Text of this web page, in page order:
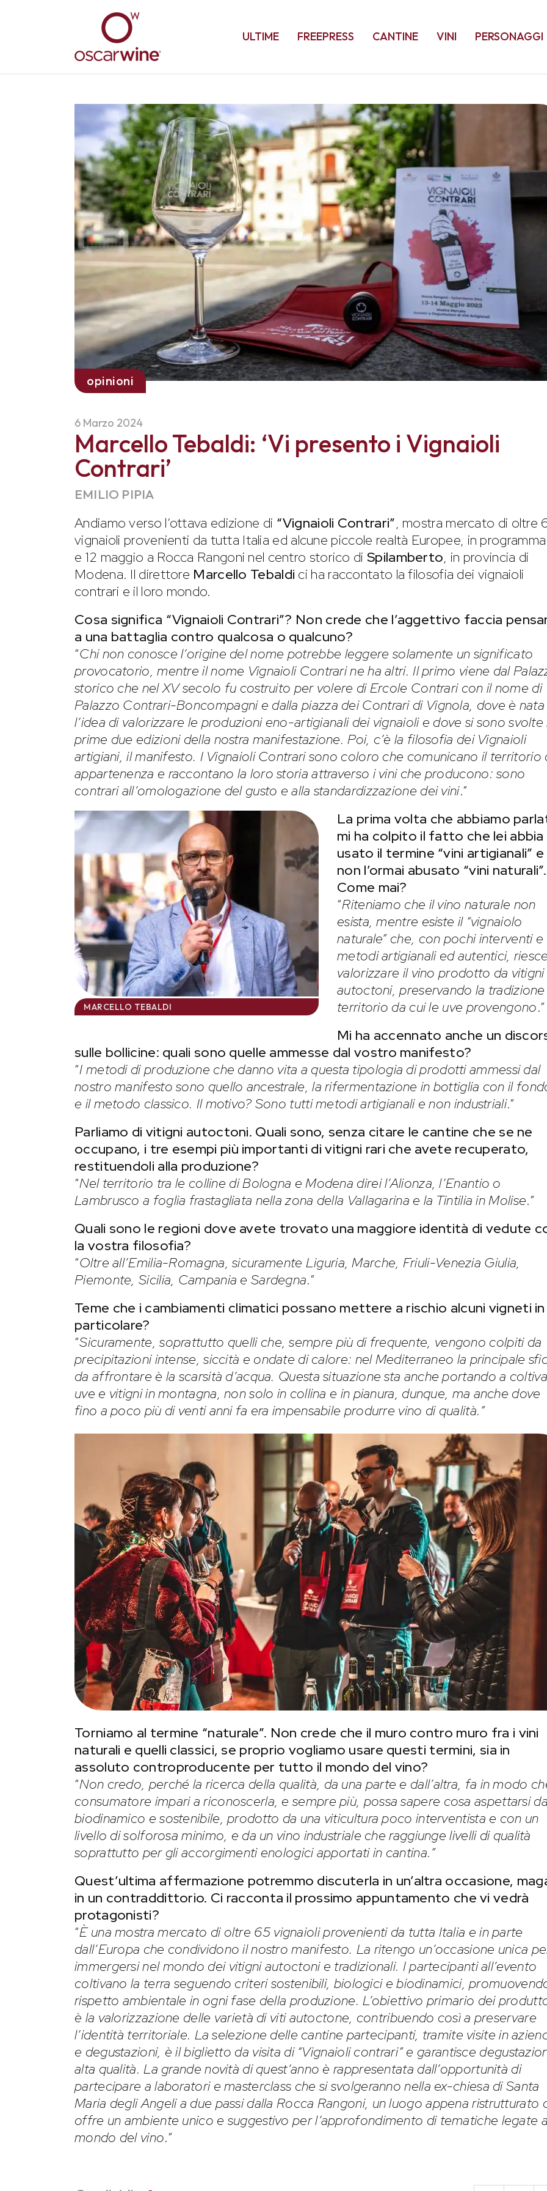
ULTIME FREEPRESS CANTINE VINI PERSONAGGI
opinioni
6 Marzo 2024
Marcello Tebaldi: ‘Vi presento i Vignaioli
Contrari’
EMILIO PIPIA
Andiamo verso l’ottava edizione di “Vignaioli Contrari”, mostra mercato di oltre
vignaioli provenienti da tutta Italia ed alcune piccole realtà Europee, in programma
e 12 maggio a Rocca Rangoni nel centro storico di Spilamberto, in provincia di
Modena. Il direttore Marcello Tebaldi ci ha raccontato la filosofia dei vignaioli
contrari e il loro mondo.
Cosa significa “Vignaioli Contrari”? Non crede che l’aggettivo faccia
a una battaglia contro qualcosa o qualcuno?
“Chi non conosce l’origine del nome potrebbe leggere solamente un significato
provocatorio, mentre il nome Vignaioli Contrari ne ha altri. Il primo viene dal
storico che nel XV secolo fu costruito per volere di Ercole Contrari con il nome di
Palazzo Contrari-Boncompagni e dalla piazza dei Contrari di Vignola, dove è nata
l’idea di valorizzare le produzioni eno-artigianali dei vignaioli e dove si sono svolte
prime due edizioni della nostra manifestazione. Poi, c’è la filosofia dei Vignaioli
artigiani, il manifesto. I Vignaioli Contrari sono coloro che comunicano il territorio
appartenenza e raccontano la loro storia attraverso i vini che producono: sono
contrari all’omologazione del gusto e alla standardizzazione dei vini.”
MARCELLO TEBALDI
La prima volta che abbiamo
mi ha colpito il fatto che lei abbia
usato il termine “vini artigianali” e
non l’ormai abusato “vini naturali”.
Come mai?
“Riteniamo che il vino naturale non
esista, mentre esiste il “vignaiolo
naturale” che, con pochi interventi e
metodi artigianali ed autentici,
valorizzare il vino prodotto da vitigni
autoctoni, preservando la
territorio da cui le uve provengono.”
Mi ha accennato anche un
sulle bollicine: quali sono quelle ammesse dal vostro manifesto?
“I metodi di produzione che danno vita a questa tipologia di prodotti ammessi dal
nostro manifesto sono quello ancestrale, la rifermentazione in bottiglia con il
e il metodo classico. Il motivo? Sono tutti metodi artigianali e non industriali.”
Parliamo di vitigni autoctoni. Quali sono, senza citare le cantine che se ne
occupano, i tre esempi più importanti di vitigni rari che avete recuperato,
restituendoli alla produzione?
“Nel territorio tra le colline di Bologna e Modena direi l’Alionza, l’Enantio o
Lambrusco a foglia frastagliata nella zona della Vallagarina e la Tintilia in Molise.”
Quali sono le regioni dove avete trovato una maggiore identità di vedute
la vostra filosofia?
“Oltre all’Emilia-Romagna, sicuramente Liguria, Marche, Friuli-Venezia Giulia,
Piemonte, Sicilia, Campania e Sardegna.”
Teme che i cambiamenti climatici possano mettere a rischio alcuni vigneti in
particolare?
“Sicuramente, soprattutto quelli che, sempre più di frequente, vengono colpiti da
precipitazioni intense, siccità e ondate di calore: nel Mediterraneo la principale
da affrontare è la scarsità d’acqua. Questa situazione sta anche portando a
uve e vitigni in montagna, non solo in collina e in pianura, dunque, ma anche dove
fino a poco più di venti anni fa era impensabile produrre vino di qualità.”
Torniamo al termine “naturale”. Non crede che il muro contro muro fra i vini
naturali e quelli classici, se proprio vogliamo usare questi termini, sia in
assoluto controproducente per tutto il mondo del vino?
“Non credo, perché la ricerca della qualità, da una parte e dall’altra, fa in modo
consumatore impari a riconoscerla, e sempre più, possa sapere cosa aspettarsi
biodinamico e sostenibile, prodotto da una viticultura poco interventista e con un
livello di solforosa minimo, e da un vino industriale che raggiunge livelli di qualità
soprattutto per gli accorgimenti enologici apportati in cantina.”
Quest’ultima affermazione potremmo discuterla in un’altra occasione,
in un contraddittorio. Ci racconta il prossimo appuntamento che vi vedrà
protagonisti?
“È una mostra mercato di oltre 65 vignaioli provenienti da tutta Italia e in parte
dall’Europa che condividono il nostro manifesto. La ritengo un’occasione unica
immergersi nel mondo dei vitigni autoctoni e tradizionali. I partecipanti all’evento
coltivano la terra seguendo criteri sostenibili, biologici e biodinamici,
rispetto ambientale in ogni fase della produzione. L’obiettivo primario dei
è la valorizzazione delle varietà di viti autoctone, contribuendo così a preservare
l’identità territoriale. La selezione delle cantine partecipanti, tramite visite in
e degustazioni, è il biglietto da visita di “Vignaioli contrari” e garantisce
alta qualità. La grande novità di quest’anno è rappresentata dall’opportunità di
partecipare a laboratori e masterclass che si svolgeranno nella ex-chiesa di Santa
Maria degli Angeli a due passi dalla Rocca Rangoni, un luogo appena ristrutturato
offre un ambiente unico e suggestivo per l’approfondimento di tematiche legate
mondo del vino.”